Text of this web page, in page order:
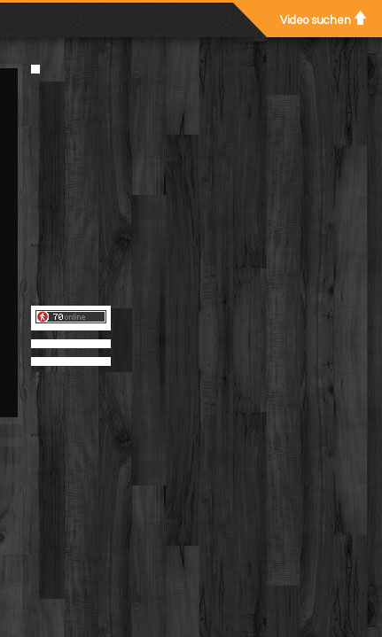
Video suchen